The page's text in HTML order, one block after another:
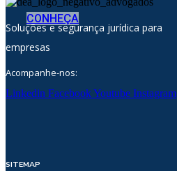
CONHEÇA
Soluções e segurança jurídica para
empresas
Acompanhe-nos:
Linkedin FacebookYoutube Instagram
SITEMAP